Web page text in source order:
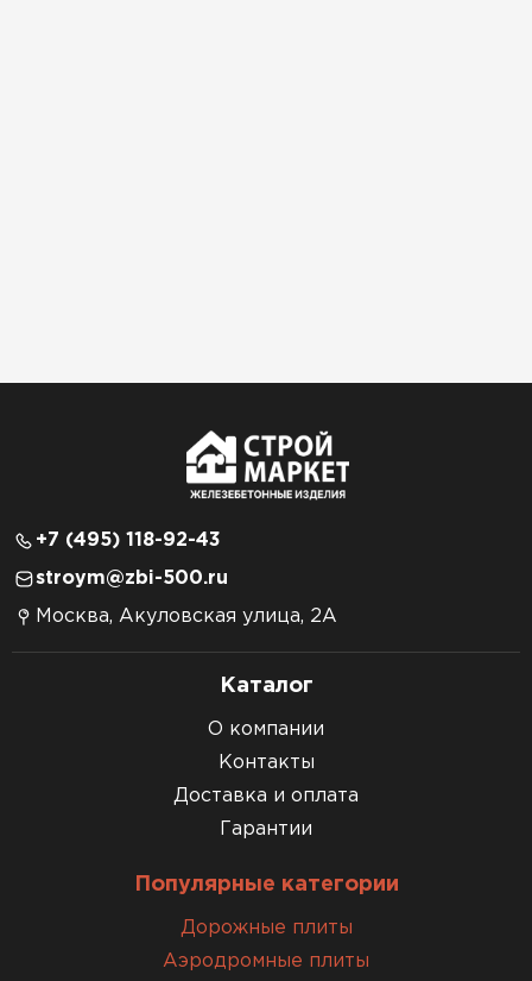
+7 (495) 118-92-43
stroym@zbi-500.ru
Москва, Акуловская улица, 2А
Каталог
О компании
Контакты
Доставка и оплата
Гарантии
Популярные категории
Дорожные плиты
Аэродромные плиты